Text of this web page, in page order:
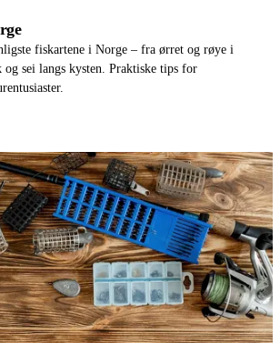
fiskartene i Norge – fra ørret og røye i
sei langs kysten. Praktiske tips for